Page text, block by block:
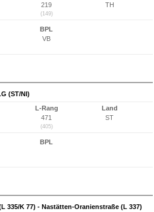
219
(149)
TH
BPL
VB
(ST/NI)
L-Rang
471
(405)
Land
ST
BPL
335/K 77) - Nastätten-Oranienstraße (L 337)